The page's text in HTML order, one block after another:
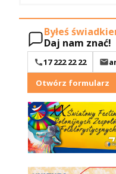
Byłeś
Daj nam znać!
17 222 22 22
Otwórz formularz